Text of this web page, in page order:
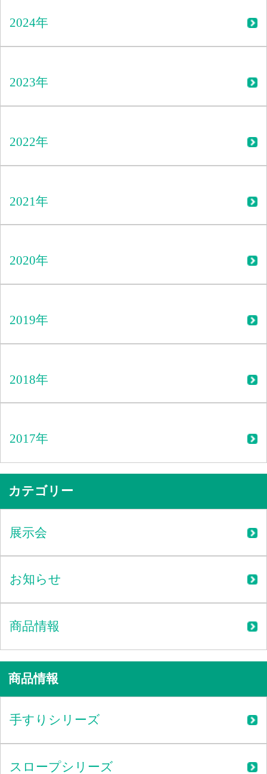
2024年
2023年
2022年
2021年
2020年
2019年
2018年
2017年
カテゴリー
展示会
お知らせ
商品情報
商品情報
手すりシリーズ
スロープシリーズ